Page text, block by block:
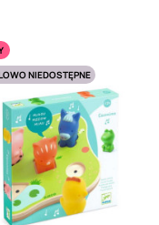
NIEDOSTĘPNE